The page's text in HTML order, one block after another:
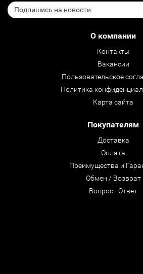
О компании
Контакты
Вакансии
Пользовательское
Политика
Карта сайта
Покупателям
Доставка
Оплата
Преимущества и
Обмен / Возврат
Вопрос - Ответ